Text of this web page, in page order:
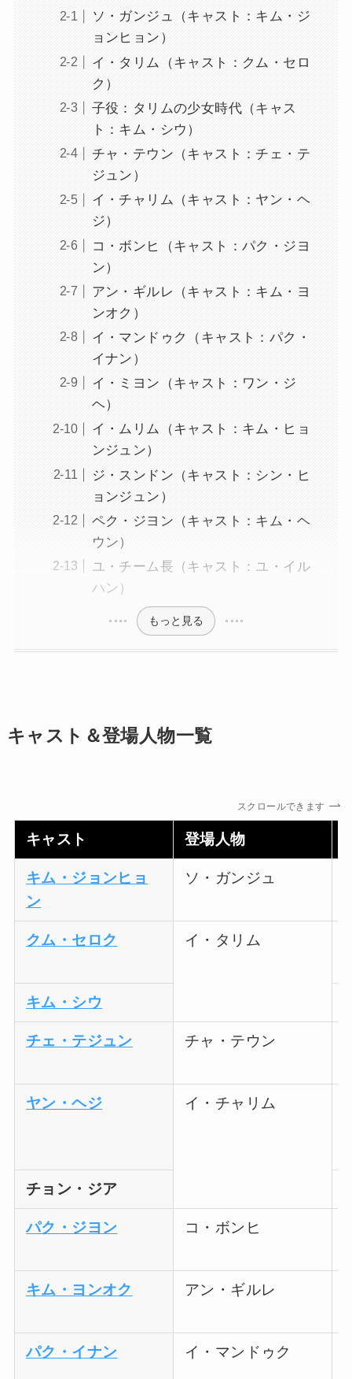
ソ・ガンジュ（キャスト：キム・ジ
ョンヒョン）
イ・タリム（キャスト：クム・セロ
ク）
子役：タリムの少女時代（キャス
ト：キム・シウ）
チャ・テウン（キャスト：チェ・テ
ジュン）
イ・チャリム（キャスト：ヤン・ヘ
ジ）
コ・ボンヒ（キャスト：パク・ジヨ
ン）
アン・ギルレ（キャスト：キム・ヨ
ンオク）
イ・マンドゥク（キャスト：パク・
イナン）
イ・ミヨン（キャスト：ワン・ジ
ヘ）
イ・ムリム（キャスト：キム・ヒョ
ンジュン）
ジ・スンドン（キャスト：シン・ヒ
ョンジュン）
ペク・ジヨン（キャスト：キム・ヘ
ウン）
ユ・チーム長（キャスト：ユ・イル
ハン）
もっと見る
キャスト＆登場人物一覧
スクロールできます
キャスト 登場人物
キム・ジョンヒョ
ン
ソ・ガンジュ
クム・セロク イ・タリム
キム・シウ
チェ・テジュン チャ・テウン
ヤン・ヘジ イ・チャリム
チョン・ジア
パク・ジヨン コ・ボンヒ
キム・ヨンオク アン・ギルレ
パク・イナン イ・マンドゥク